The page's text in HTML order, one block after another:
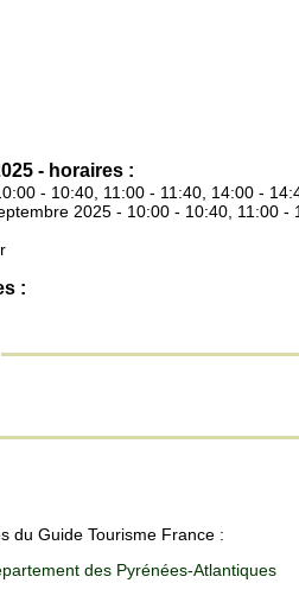
- horaires :
- 10:40, 11:00 - 11:40, 14:00 -
2025 - 10:00 - 10:40, 11:00 -
:
du Guide Tourisme France :
des Pyrénées-Atlantiques